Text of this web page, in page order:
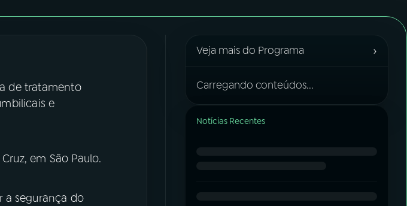
de tratamento
e
em São Paulo.
a segurança do
Veja mais do Programa ›
Carregando conteúdos...
Notícias Recentes